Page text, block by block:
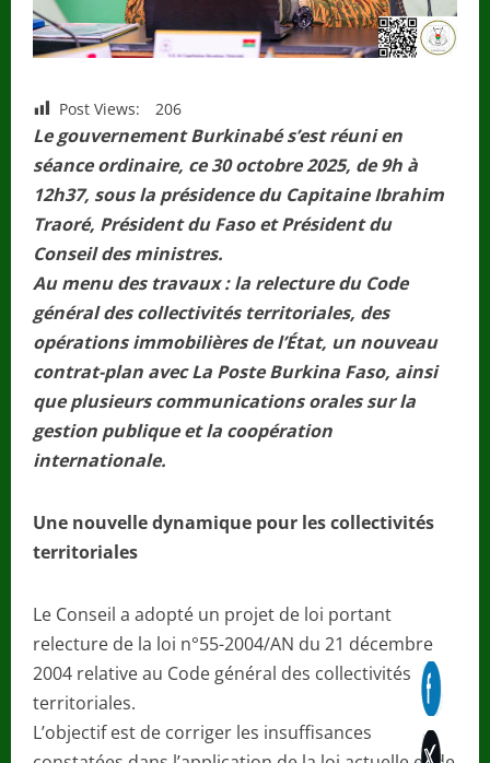
Post Views: 206
Le gouvernement Burkinabé s’est réuni en
séance ordinaire, ce 30 octobre 2025, de 9h à
12h37, sous la présidence du Capitaine Ibrahim
Traoré, Président du Faso et Président du
Conseil des ministres.
Au menu des travaux : la relecture du Code
général des collectivités territoriales, des
opérations immobilières de l’État, un nouveau
contrat-plan avec La Poste Burkina Faso, ainsi
que plusieurs communications orales sur la
gestion publique et la coopération
internationale.
Une nouvelle dynamique pour les collectivités
territoriales
Le Conseil a adopté un projet de loi portant
relecture de la loi n°55-2004/AN du 21 décembre
2004 relative au Code général des collectivités
territoriales.
L’objectif est de corriger les insuffisances